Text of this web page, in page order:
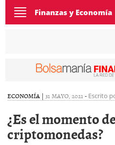
Toggle
navigation
Finanzas y Economía
ECONOMÍA | 31 MAYO, 2021 - Escrito
¿Es el momento
criptomonedas?